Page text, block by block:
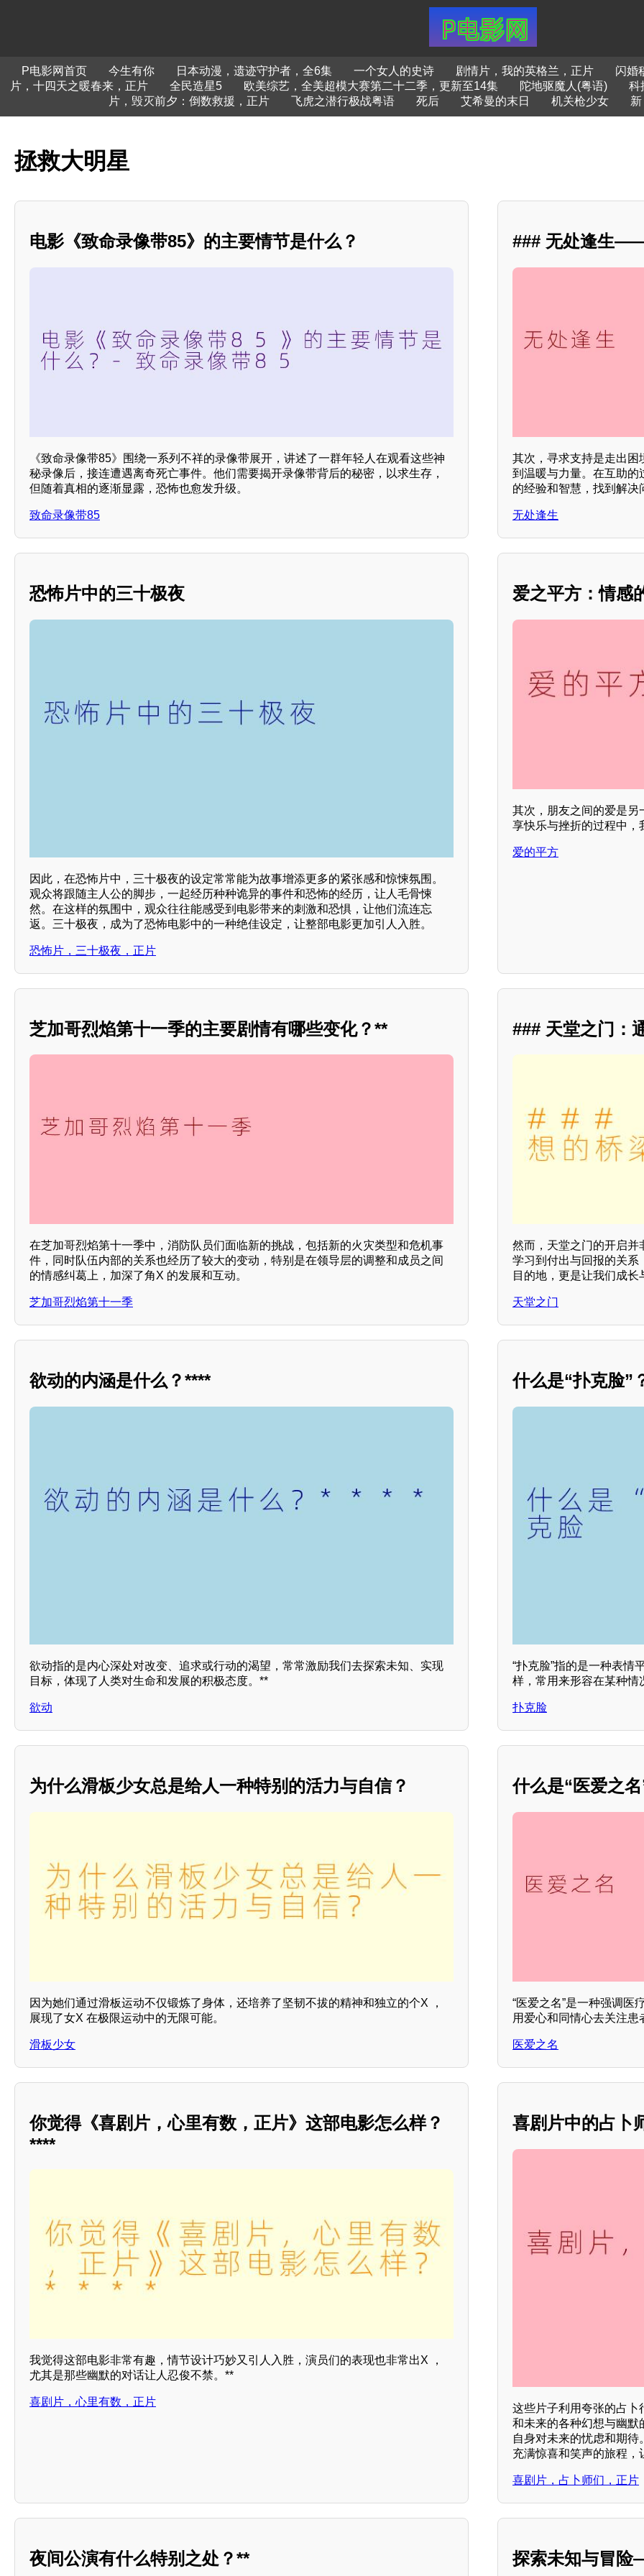
P电影网首页 今生有你 日本动漫，遗迹守护者，全6集 一个女人的史诗 剧情片，我的英格兰，正片
闪婚
片，十四天之暖春来，正片
全民造星5 欧美综艺，全美超模大赛第二十二季，更新至14集 陀地驱魔人(粤语)
科
片，毁灭前夕：倒数救援，正片
飞虎之潜行极战粤语 死后 艾希曼的末日 机关枪少女
拯救大明星
电影《致命录像带85》的主要情节是什么？
《致命录像带85》围绕一系列不祥的录像带展开，讲述了一群年轻人在观看这些神
秘录像后，接连遭遇离奇死亡事件。他们需要揭开录像带背后的秘密，以求生存，
但随着真相的逐渐显露，恐怖也愈发升级。
致命录像带85
### 无处逢生
其次，寻求支持是走出困
到温暖与力量。在互助的
的经验和智慧，找到解决
无处逢生
恐怖片中的三十极夜
因此，在恐怖片中，三十极夜的设定常常能为故事增添更多的紧张感和惊悚氛围。
观众将跟随主人公的脚步，一起经历种种诡异的事件和恐怖的经历，让人毛骨悚
然。在这样的氛围中，观众往往能感受到电影带来的刺激和恐惧，让他们流连忘
返。三十极夜，成为了恐怖电影中的一种绝佳设定，让整部电影更加引人入胜。
恐怖片，三十极夜，正片
爱之平方：情感
其次，朋友之间的爱是另
享快乐与挫折的过程中，
爱的平方
芝加哥烈焰第十一季的主要剧情有哪些变化？**
在芝加哥烈焰第十一季中，消防队员们面临新的挑战，包括新的火灾类型和危机事
件，同时队伍内部的关系也经历了较大的变动，特别是在领导层的调整和成员之间
的情感纠葛上，加深了角X 的发展和互动。
芝加哥烈焰第十一季
### 天堂之门：
然而，天堂之门的开启并
学习到付出与回报的关系
目的地，更是让我们成长
天堂之门
欲动的内涵是什么？****
欲动指的是内心深处对改变、追求或行动的渴望，常常激励我们去探索未知、实现
目标，体现了人类对生命和发展的积极态度。**
欲动
什么是“扑克脸”
“扑克脸”指的是一种表情
样，常用来形容在某种情
扑克脸
为什么滑板少女总是给人一种特别的活力与自信？
因为她们通过滑板运动不仅锻炼了身体，还培养了坚韧不拔的精神和独立的个X ，
展现了女X 在极限运动中的无限可能。
滑板少女
什么是“医爱之
“医爱之名”是一种强调医
用爱心和同情心去关注
医爱之名
你觉得《喜剧片，心里有数，正片》这部电影怎么样？
****
我觉得这部电影非常有趣，情节设计巧妙又引人入胜，演员们的表现也非常出X ，
尤其是那些幽默的对话让人忍俊不禁。**
喜剧片，心里有数，正片
喜剧片中的占卜
这些片子利用夸张的占卜
和未来的各种幻想与幽默
自身对未来的忧虑和期
充满惊喜和笑声的旅程
喜剧片，占卜师们，正片
夜间公演有什么特别之处？** 探索未知与冒险